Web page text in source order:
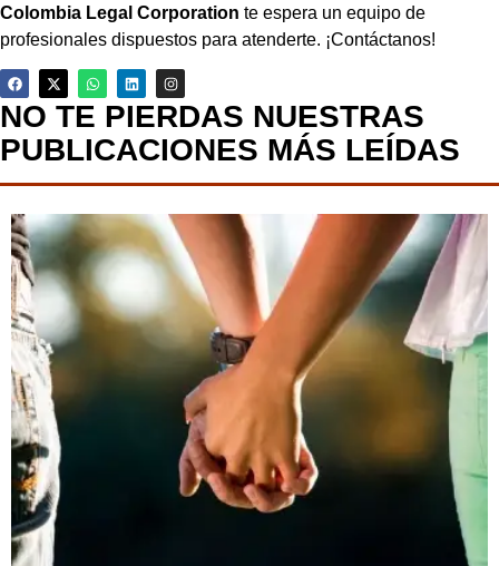
Colombia Legal Corporation te espera un equipo de
profesionales dispuestos para atenderte. ¡Contáctanos!
NO TE PIERDAS NUESTRAS
PUBLICACIONES MÁS LEÍDAS